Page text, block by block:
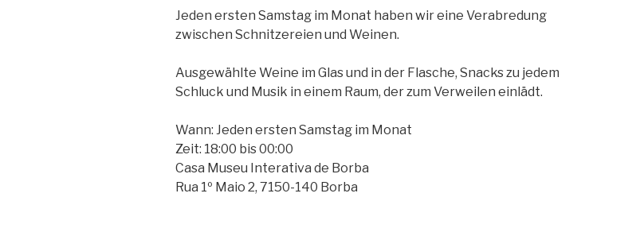
Jeden ersten Samstag im Monat haben wir eine Verabredung
zwischen Schnitzereien und Weinen.
Ausgewählte Weine im Glas und in der Flasche, Snacks zu jedem
Schluck und Musik in einem Raum, der zum Verweilen einlädt.
Wann: Jeden ersten Samstag im Monat
Zeit: 18:00 bis 00:00
Casa Museu Interativa de Borba
Rua 1º Maio 2, 7150-140 Borba